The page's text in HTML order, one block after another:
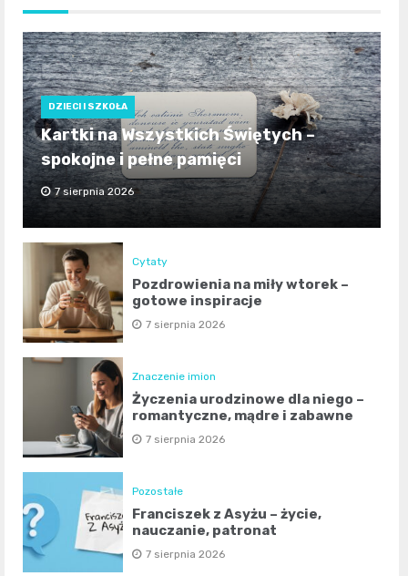
DZIECI I SZKOŁA
Kartki na Wszystkich Świętych –
spokojne i pełne pamięci
7 sierpnia 2026
Cytaty
Pozdrowienia na miły wtorek –
gotowe inspiracje
7 sierpnia 2026
Znaczenie imion
Życzenia urodzinowe dla niego –
romantyczne, mądre i zabawne
7 sierpnia 2026
Pozostałe
Franciszek z Asyżu – życie,
nauczanie, patronat
7 sierpnia 2026